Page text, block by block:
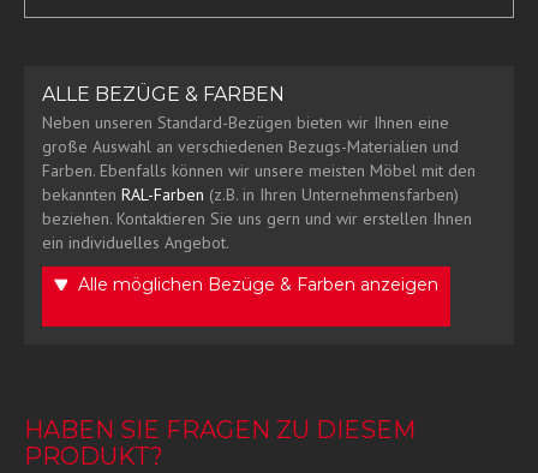
ALLE BEZÜGE & FARBEN
Neben unseren Standard-Bezügen bieten wir Ihnen eine
große Auswahl an verschiedenen Bezugs-Materialien und
Farben. Ebenfalls können wir unsere meisten Möbel mit den
bekannten RAL-Farben (z.B. in Ihren Unternehmensfarben)
beziehen. Kontaktieren Sie uns gern und wir erstellen Ihnen
ein individuelles Angebot.
Alle möglichen Bezüge & Farben anzeigen
HABEN SIE FRAGEN ZU DIESEM
PRODUKT?